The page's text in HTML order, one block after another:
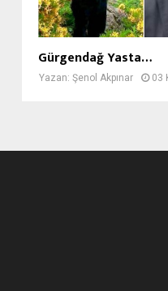
Gürgendağ Yasta…
Yazan: Şenol Akpınar 03